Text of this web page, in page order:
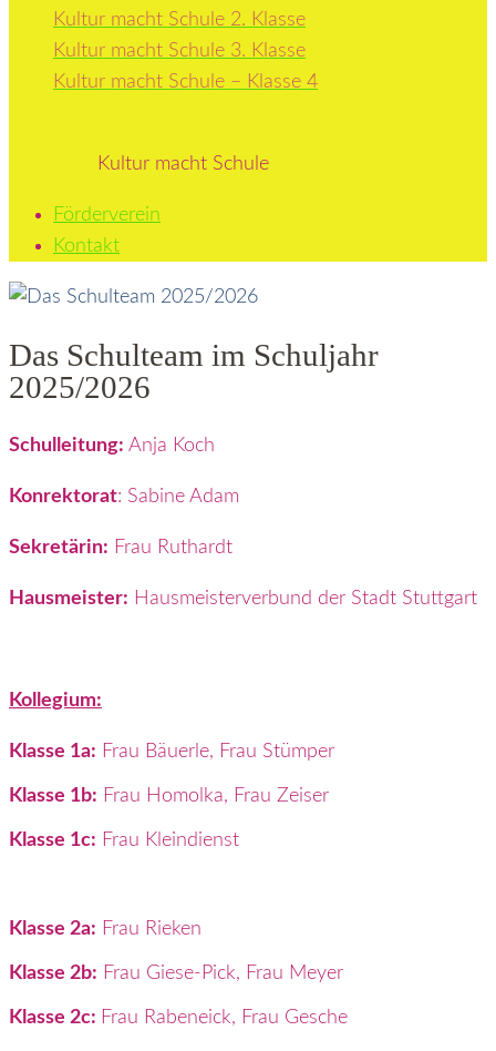
Kultur macht Schule 2. Klasse
Kultur macht Schule 3. Klasse
Kultur macht Schule – Klasse 4
Kultur macht Schule
Förderverein
Kontakt
Das Schulteam im Schuljahr
2025/2026
Schulleitung: Anja Koch
Konrektorat: Sabine Adam
Sekretärin: Frau Ruthardt
Hausmeister: Hausmeisterverbund der Stadt Stuttgart
Kollegium:
Klasse 1a: Frau Bäuerle, Frau Stümper
Klasse 1b: Frau Homolka, Frau Zeiser
Klasse 1c: Frau Kleindienst
Klasse 2a: Frau Rieken
Klasse 2b: Frau Giese-Pick, Frau Meyer
Klasse 2c: Frau Rabeneick, Frau Gesche